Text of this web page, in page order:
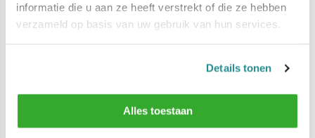
informatie die u aan ze heeft verstrekt of die ze hebben
verzameld op basis van uw gebruik van hun services.
Details tonen
Alles toestaan
Goldwell System Cream
Developer Lotion 2% -
€ 21,80